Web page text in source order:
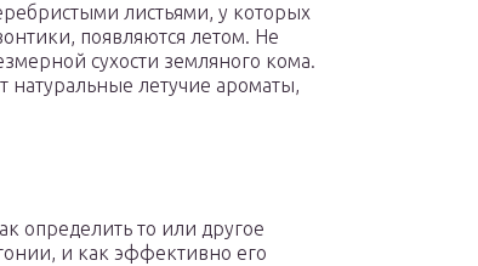
листьями, у которых
появляются летом. Не
сухости земляного кома.
натуральные летучие ароматы,
определить то или другое
и как эффективно его